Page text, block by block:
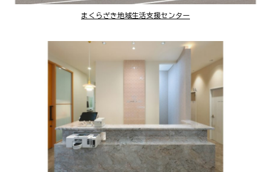
まくらざき地域生活支援センター